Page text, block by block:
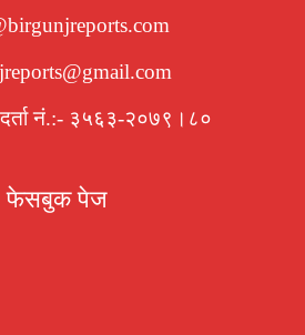
दर्ता नं.:- ३५६३-२०७९।८०
फेसबुक पेज